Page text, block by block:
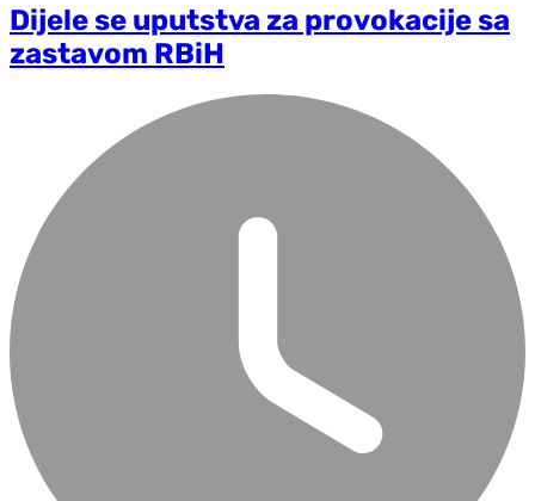
Dijele se uputstva za provokacije sa
zastavom RBiH